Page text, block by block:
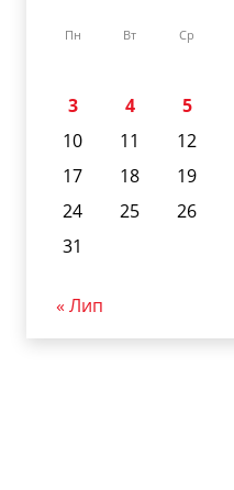
Пн Вт Ср
3
4 5
10
11 12
17
18 19
24
25 26
31
« Лип